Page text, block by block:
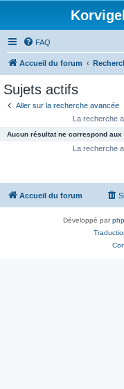
FAQ
Accueil du forum
Sujets actifs
Aller sur la recherche avancée
La recherche
Aucun résultat ne correspond
La recherche
Accueil du forum
Développé par